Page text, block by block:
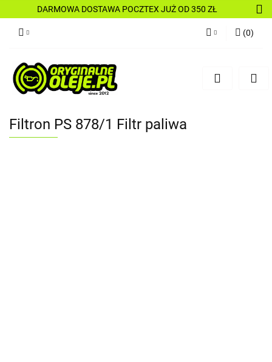
DARMOWA DOSTAWA POCZTEX JUŻ OD 350 ZŁ
Zarejestruj się
(0)
Filtron PS 878/1 Filtr paliwa